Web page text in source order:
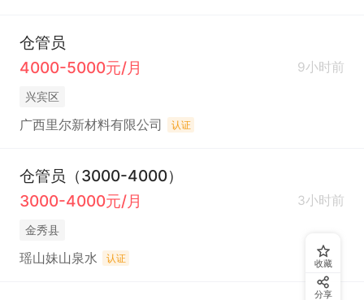
仓管员
4000-5000元/月
9小时前
兴宾区
广西里尔新材料有限公司 认证
仓管员（3000-4000）
3000-4000元/月
3小时前
金秀县
瑶山妹山泉水 认证 收藏
分享